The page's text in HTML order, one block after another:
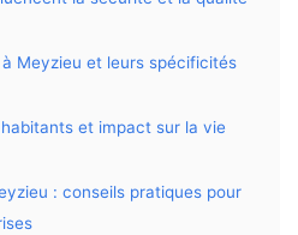
Meyzieu et leurs spécificités
et impact sur la vie
: conseils pratiques pour